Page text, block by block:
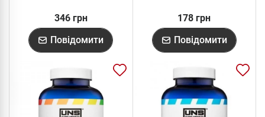
346 грн
Повідомити
178 грн
Повідомити